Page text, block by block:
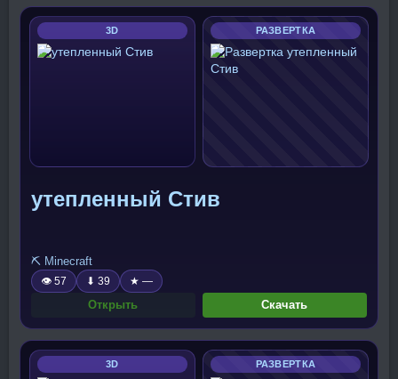
3D РАЗВЕРТКА
утепленный Стив
⛏️ Minecraft
👁 57 ⬇ 39 ★ —
Открыть Скачать
3D РАЗВЕРТКА